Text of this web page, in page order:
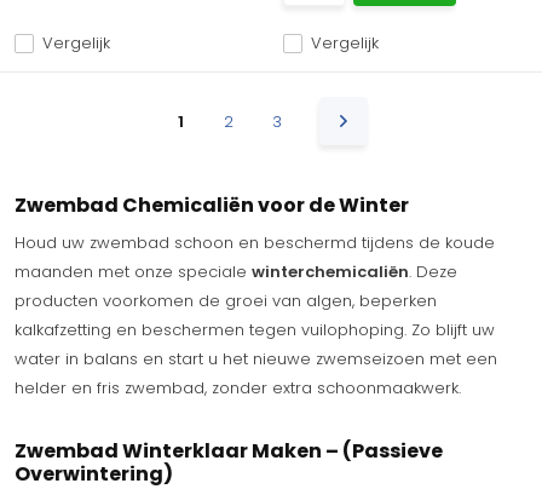
Vergelijk Vergelijk
1 2 3
Zwembad Chemicaliën voor de Winter
Houd uw zwembad schoon en beschermd tijdens de koude
maanden met onze speciale winterchemicaliën. Deze
producten voorkomen de groei van algen, beperken
kalkafzetting en beschermen tegen vuilophoping. Zo blijft uw
water in balans en start u het nieuwe zwemseizoen met een
helder en fris zwembad, zonder extra schoonmaakwerk.
Zwembad Winterklaar Maken – (Passieve
Overwintering)